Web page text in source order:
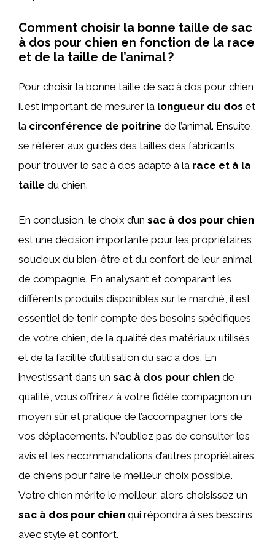
Comment choisir la bonne taille de sac
à dos pour chien en fonction de la race
et de la taille de l’animal ?
Pour choisir la bonne taille de sac à dos pour chien,
il est important de mesurer la longueur du dos et
la circonférence de poitrine de l’animal. Ensuite,
se référer aux guides des tailles des fabricants
pour trouver le sac à dos adapté à la race et à la
taille du chien.
En conclusion, le choix d’un sac à dos pour chien
est une décision importante pour les propriétaires
soucieux du bien-être et du confort de leur animal
de compagnie. En analysant et comparant les
différents produits disponibles sur le marché, il est
essentiel de tenir compte des besoins spécifiques
de votre chien, de la qualité des matériaux utilisés
et de la facilité d’utilisation du sac à dos. En
investissant dans un sac à dos pour chien de
qualité, vous offrirez à votre fidèle compagnon un
moyen sûr et pratique de l’accompagner lors de
vos déplacements. N’oubliez pas de consulter les
avis et les recommandations d’autres propriétaires
de chiens pour faire le meilleur choix possible.
Votre chien mérite le meilleur, alors choisissez un
sac à dos pour chien qui répondra à ses besoins
avec style et confort.